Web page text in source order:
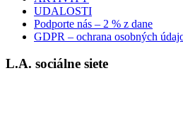
UDALOSTI
Podporte nás – 2 % z dane
GDPR – ochrana osobných
L.A. sociálne siete